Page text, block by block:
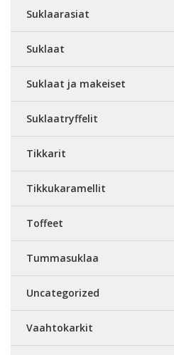
Suklaarasiat
Suklaat
Suklaat ja makeiset
Suklaatryffelit
Tikkarit
Tikkukaramellit
Toffeet
Tummasuklaa
Uncategorized
Vaahtokarkit